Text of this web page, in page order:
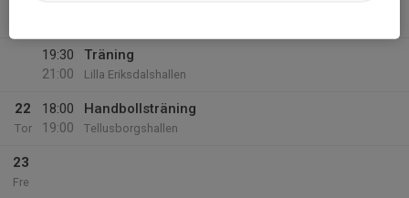
19:30
21:00
Träning
Lilla Eriksdalshallen
22
Tor
18:00
19:00
Handbollsträning
Tellusborgshallen
23
Fre